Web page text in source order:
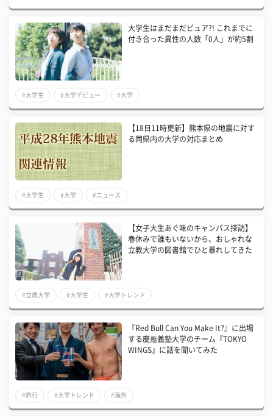
大学生はまだまだピュア?! これまでに
付き合った異性の人数「0人」が約5割
#大学生 #大学デビュー #大学
【18日11時更新】熊本県の地震に対す
る同県内の大学の対応まとめ
#大学生 #大学 #ニュース
【女子大生あぐ味のキャンパス探訪】
春休みで誰もいないから、おしゃれな
立教大学の図書館でひと暴れしてきた
#立教大学 #大学生 #大学トレンド
『Red Bull Can You Make It?』に出場
する慶應義塾大学のチーム『TOKYO
WINGS』に話を聞いてみた
#旅行 #大学トレンド #海外